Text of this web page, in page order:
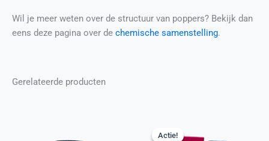
Wil je meer weten over de structuur van poppers? Bekijk dan
eens deze pagina over de chemische samenstelling.
Gerelateerde producten
Actie!
Actie!